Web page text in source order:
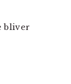
bliver